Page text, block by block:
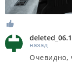
назад
Очевидно,